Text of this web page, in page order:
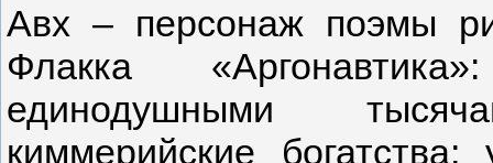
Авх – персонаж поэмы
Флакка
единодушными
киммерийские